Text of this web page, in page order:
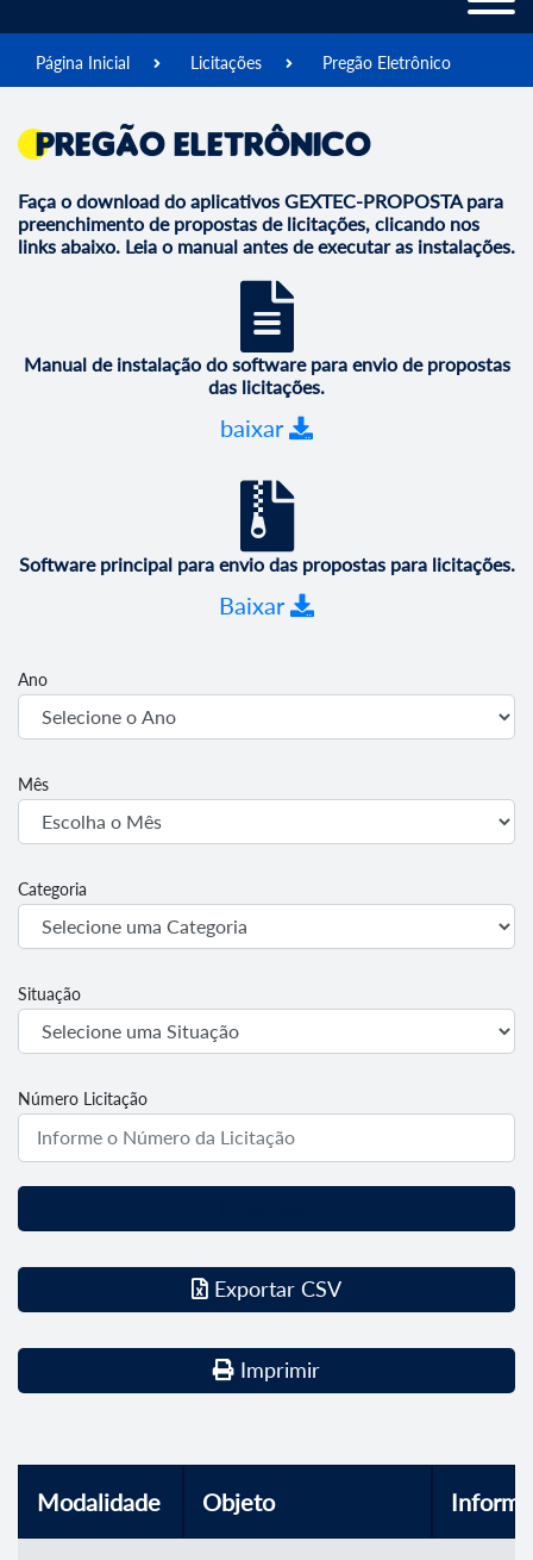
Página Inicial Licitações Pregão Eletrônico
Pregão Eletrônico
Faça o download do aplicativos GEXTEC-PROPOSTA para
preenchimento de propostas de licitações, clicando nos
links abaixo. Leia o manual antes de executar as instalações.
Manual de instalação do software para envio de propostas
das licitações.
baixar
Software principal para envio das propostas para licitações.
Baixar
Ano
Mês
Categoria
Situação
Número Licitação
Exportar CSV
Imprimir
Modalidade Objeto